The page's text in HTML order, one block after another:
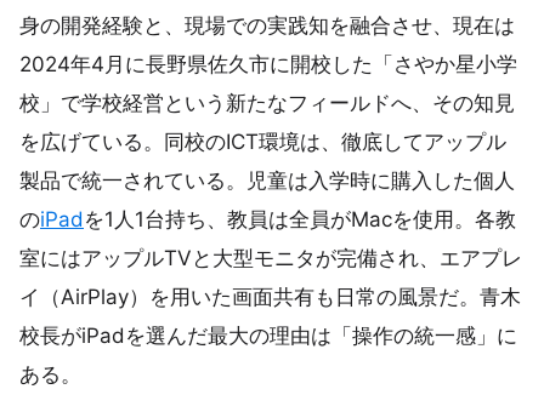
身の開発経験と、現場での実践知を融合させ、現在は
2024年4月に長野県佐久市に開校した「さやか星小学
校」で学校経営という新たなフィールドへ、その知見
を広げている。同校のICT環境は、徹底してアップル
製品で統一されている。児童は入学時に購入した個人
のiPad を1人1台持ち、教員は全員がMacを使用。各教
室にはアップルTVと大型モニタが完備され、エアプレ
イ（AirPlay）を用いた画面共有も日常の風景だ。青木
校長がiPadを選んだ最大の理由は「操作の統一感」に
ある。